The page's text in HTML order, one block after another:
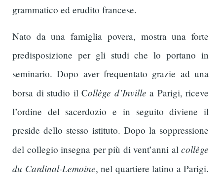
grammatico ed erudito francese.
Nato da una famiglia povera, mostra una forte
predisposizione per gli studi che lo portano in
seminario. Dopo aver frequentato grazie ad una
borsa di studio il Collège d’Inville a Parigi, riceve
l’ordine del sacerdozio e in seguito diviene il
preside dello stesso istituto. Dopo la soppressione
del collegio insegna per più di vent’anni al collège
du Cardinal-Lemoine, nel quartiere latino a Parigi.